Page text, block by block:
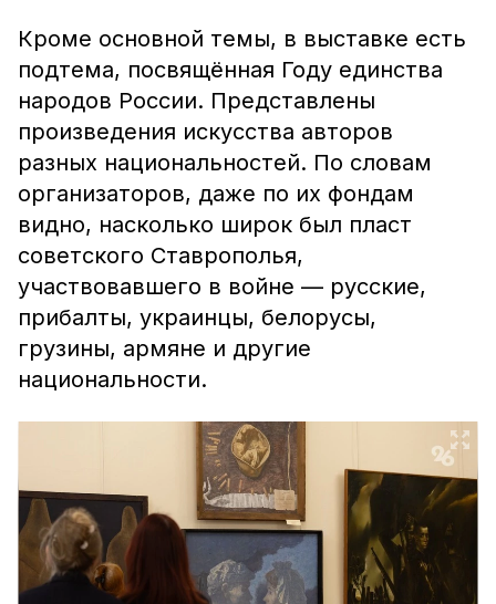
Кроме основной темы, в выставке есть
подтема, посвящённая Году единства
народов России. Представлены
произведения искусства авторов
разных национальностей. По словам
организаторов, даже по их фондам
видно, насколько широк был пласт
советского Ставрополья,
участвовавшего в войне — русские,
прибалты, украинцы, белорусы,
грузины, армяне и другие
национальности.